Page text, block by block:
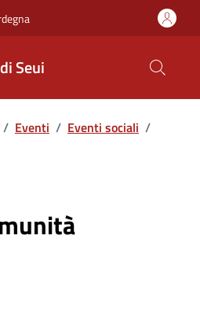
Seui
/ Eventi / Eventi sociali /